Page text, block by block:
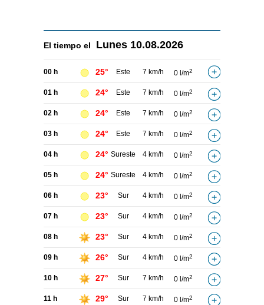
El tiempo el Lunes 10.08.2026
00 h 25° Este 7 km/h 0 l/m2
01 h 24° Este 7 km/h 0 l/m2
02 h 24° Este 7 km/h 0 l/m2
03 h 24° Este 7 km/h 0 l/m2
04 h 24° Sureste 4 km/h 0 l/m2
05 h 24° Sureste 4 km/h 0 l/m2
06 h 23° Sur 4 km/h 0 l/m2
07 h 23° Sur 4 km/h 0 l/m2
08 h 23° Sur 4 km/h 0 l/m2
09 h 26° Sur 4 km/h 0 l/m2
10 h 27° Sur 7 km/h 0 l/m2
11 h 29° Sur 7 km/h 0 l/m2